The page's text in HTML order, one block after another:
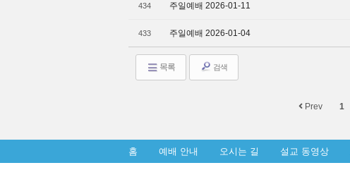
434 주일예배 2026-01-11
433 주일예배 2026-01-04
목록 검색
Prev 1
홈 예배 안내 오시는 길 설교 동영상